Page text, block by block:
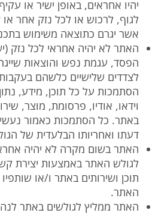
יהיו אחראים, באופן ישיר או
לגוף, לרכוש או לכל נזק אחר
אשר יגרם כתוצאה משימוש
האתר לא יהיה אחראי לכל נזק
הפסד, עגמת נפש והוצאות
לצדדים שלישיים כלשהם
הסתמכות על כל תוכן, מידע,
וידאו, אודיו, פרסומת, מוצר,
באתר. כל הסתמכות כאמור
דעתו ואחריותו הבלעדית של
האתר בשום מקרה לא יהיה
לגולש האתר באמצעות יצירת
תוכן ושירותים באתר ו/או
האתר.
האתר ממליץ לגולשים באתר